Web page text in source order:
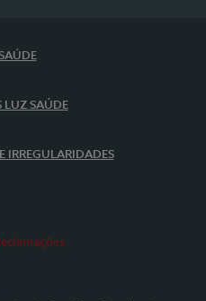
LUZ SAÚDE
IRREGULARIDADES